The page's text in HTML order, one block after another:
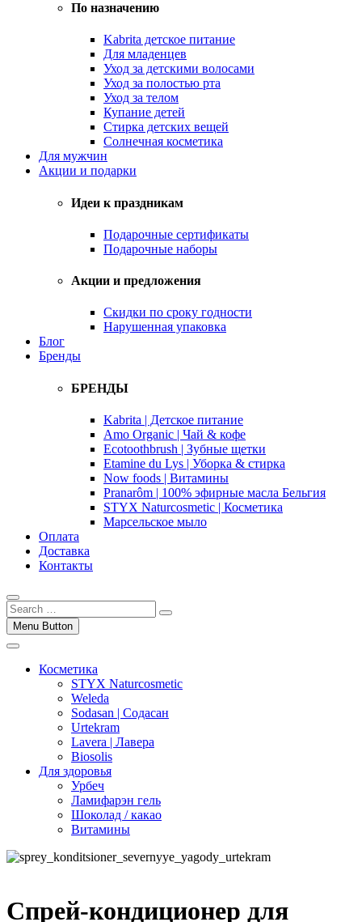
По назначению
Kabrita детское питание
Для младенцев
Уход за детскими волосами
Уход за полостью рта
Уход за телом
Купание детей
Стирка детских вещей
Солнечная косметика
Для мужчин
Акции и подарки
Идеи к праздникам
Подарочные сертификаты
Подарочные наборы
Акции и предложения
Скидки по сроку годности
Нарушенная упаковка
Блог
Бренды
БРЕНДЫ
Kabrita | Детское питание
Amo Organic | Чай & кофе
Ecotoothbrush | Зубные щетки
Etamine du Lys | Уборка & стирка
Now foods | Витамины
Pranarôm | 100% эфирные масла Бельгия
STYX Naturcosmetic | Косметика
Марсельское мыло
Оплата
Доставка
Контакты
Menu Button
Косметика
STYX Naturcosmetic
Weleda
Sodasan | Содасан
Urtekram
Lavera | Лавера
Biosolis
Для здоровья
Урбеч
Ламифарэн гель
Шоколад / какао
Витамины
Спрей-кондиционер для